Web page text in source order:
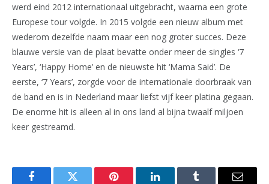
werd eind 2012 internationaal uitgebracht, waarna een grote
Europese tour volgde. In 2015 volgde een nieuw album met
wederom dezelfde naam maar een nog groter succes. Deze
blauwe versie van de plaat bevatte onder meer de singles ‘7
Years’, ‘Happy Home’ en de nieuwste hit ‘Mama Said’. De
eerste, ‘7 Years’, zorgde voor de internationale doorbraak van
de band en is in Nederland maar liefst vijf keer platina gegaan.
De enorme hit is alleen al in ons land al bijna twaalf miljoen
keer gestreamd.